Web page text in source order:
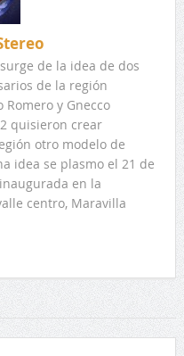
surge de la idea de dos
de la región
y Gnecco
quisieron crear
otro modelo de
idea se plasmo el 21 de
en la
centro, Maravilla